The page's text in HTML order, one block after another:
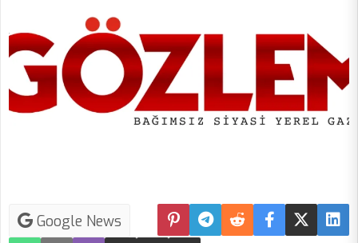
Google News